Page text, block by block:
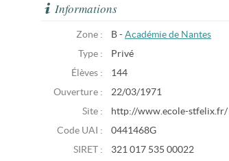
Informations
Zone : B - Académie de Nantes
Type :
Privé
Élèves :
144
Ouverture :
22/03/1971
Site :
http://www.ecole-stfelix.fr/
Code UAI :
0441468G
SIRET :
321 017 535 00022